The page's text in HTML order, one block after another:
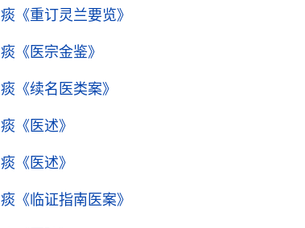
痰 《重订灵兰要览》
痰 《医宗金鉴》
痰 《续名医类案》
痰 《医述》
痰 《医述》
痰 《临证指南医案》